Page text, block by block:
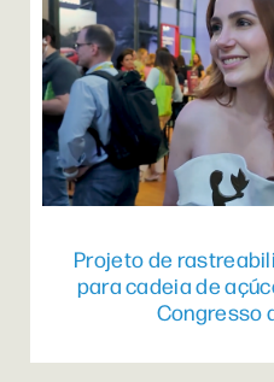
Projeto de
para cadeia de
Congresso